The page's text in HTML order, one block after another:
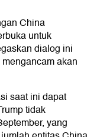
China
untuk
dialog ini
akan
saat ini dapat
tidak
yang